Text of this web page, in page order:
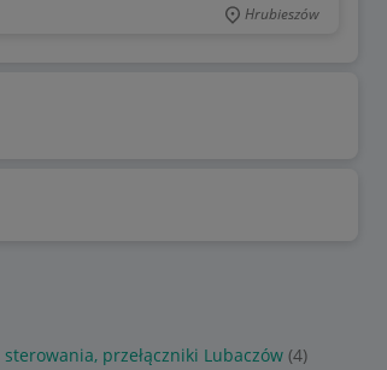
Hrubieszów
sterowania, przełączniki Lubaczów (4)